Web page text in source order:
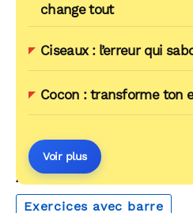
change tout
Ciseaux : l’erreur qui
Cocon : transforme ton
Voir plus
AUTOUR DU MÊME THÈME
Exercices avec barre